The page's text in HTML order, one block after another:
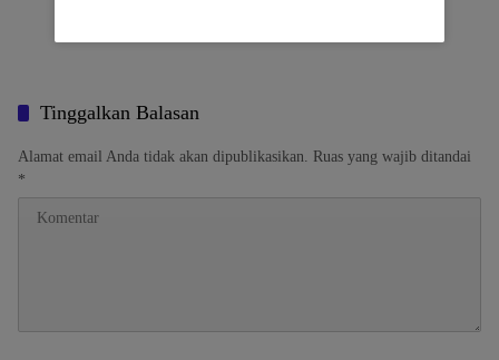
Tinggalkan Balasan
Alamat email Anda tidak akan dipublikasikan. Ruas yang wajib ditandai
*